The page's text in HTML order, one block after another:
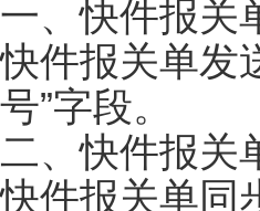
一、快件报
快件报关单发
号”字段。
二、快件报
快件报关单同